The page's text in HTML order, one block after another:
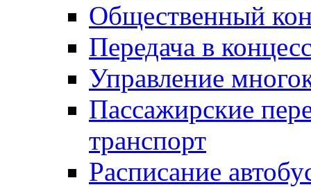
Общественный
Передача в
Управление
Пассажирские
транспорт
Расписание